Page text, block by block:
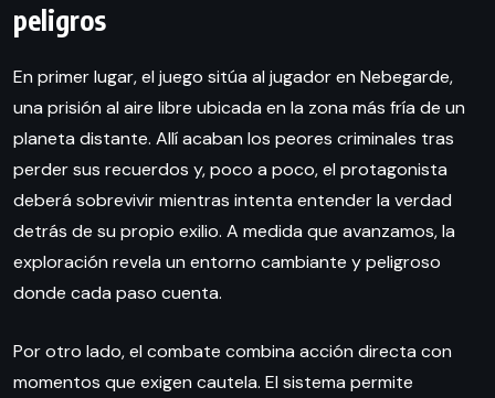
peligros
En primer lugar, el juego sitúa al jugador en Nebegarde,
una prisión al aire libre ubicada en la zona más fría de un
planeta distante. Allí acaban los peores criminales tras
perder sus recuerdos y, poco a poco, el protagonista
deberá sobrevivir mientras intenta entender la verdad
detrás de su propio exilio. A medida que avanzamos, la
exploración revela un entorno cambiante y peligroso
donde cada paso cuenta.
Por otro lado, el combate combina acción directa con
momentos que exigen cautela. El sistema permite